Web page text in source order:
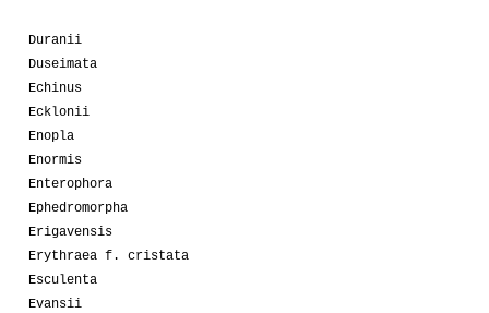
Duranii
Duseimata
Echinus
Ecklonii
Enopla
Enormis
Enterophora
Ephedromorpha
Erigavensis
Erythraea f. cristata
Esculenta
Evansii